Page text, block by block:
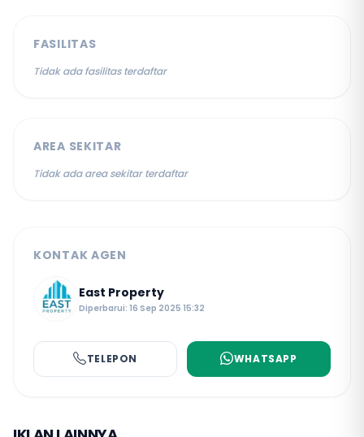
FASILITAS
Tidak ada fasilitas terdaftar
AREA SEKITAR
Tidak ada area sekitar terdaftar
KONTAK AGEN
East Property
Diperbarui: 16 Sep 2025 15:32
TELEPON WHATSAPP